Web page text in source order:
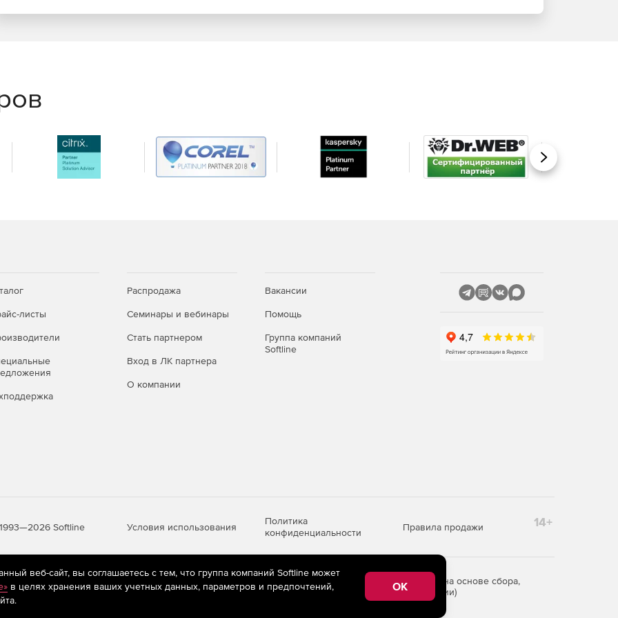
почте, фамилии и т. д.) позволяет
средств защиты обеспечивает безопасную
Вперед
листы
Распродажа
Семинары и вебинары
Стать партнером
Вход в ЛК партнера
О компании
Вакансии
Помощь
Группа компаний
Softline
Softline Условия использования
Политика
конфиденциальности
Правила продажи 14+
рекомендательные технологии
(информационные технологии предоставления информации на основе сбора,
пользователей сети «Интернет», находящихся на территории Российской Федерации)
веб-сайт, вы соглашаетесь с тем, что группа компаний Softline может
в целях хранения ваших учетных данных, параметров и предпочтений,
OK